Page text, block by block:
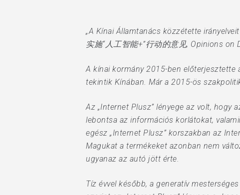
Hit enter to search or ESC to close
„A Kínai Államtanács közzétette
实施“人工智能+”行动的意见, Opinions
A kínai kormány 2015-ben előterjesztette
tekintik Kínában. Már a 2015-ös
Az „Internet Plusz” lényege az volt, hogy
lebontsa az információs korlátokat,
egész „Internet Plusz” korszakban az
Magukat a termékeket azonban nem
ugyanaz az autó jött érte.
Tíz évvel később, a generatív